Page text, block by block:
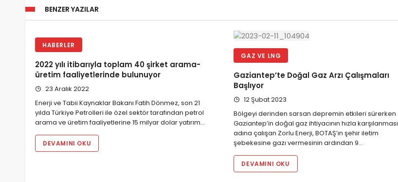
BENZER YAZILAR
HABERLER
2022 yılı itibarıyla toplam 40 şirket arama-
üretim faaliyetlerinde bulunuyor
23 Aralık 2022
Enerji ve Tabii Kaynaklar Bakanı Fatih Dönmez, son 21
yılda Türkiye Petrolleri ile özel sektör tarafından petrol
arama ve üretim faaliyetlerine 15 milyar dolar yatırım…
DEVAMINI OKU
GAZ VE LNG
Gaziantep’te Doğal Gaz Arzı Çalışmaları
Başlıyor
12 Şubat 2023
Bölgeyi derinden sarsan depremin etkileri sürerken
Gaziantep’in doğal gaz ihtiyacının hızla karşılanması
adına çalışan Zorlu Enerji, BOTAŞ’ın şehir iletim
şebekesine gazı vermesinin ardından 9…
DEVAMINI OKU